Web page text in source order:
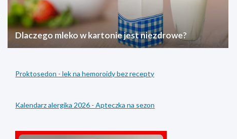
Dlaczego mleko w kartonie jest niezdrowe?
Proktosedon - lek na hemoroidy bez recepty
Kalendarz alergika 2026 - Apteczka na sezon